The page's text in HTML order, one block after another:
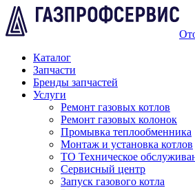
Каталог
Запчасти
Бренды запчастей
Услуги
Ремонт газовых котлов
Ремонт газовых колонок
Промывка теплообменника
Монтаж и установка котлов
ТО Техническое
Сервисный центр
Запуск газового котла